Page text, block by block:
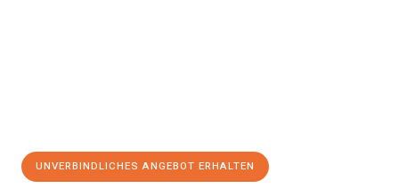
UNVERBINDLICHES ANGEBOT ERHALTEN